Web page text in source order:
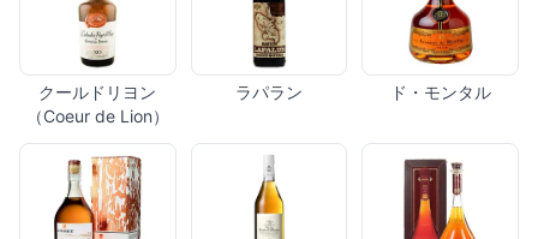
クールドリヨン
（Coeur de Lion）
ラパラン ド・モンタル